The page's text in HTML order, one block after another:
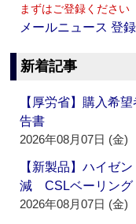
まずはご登録ください
メールニュース 登録
新着記事
【厚労省】購入希
告書
2026年08月07日 (金)
【新製品】ハイゼ
減 CSLベーリング
2026年08月07日 (金)